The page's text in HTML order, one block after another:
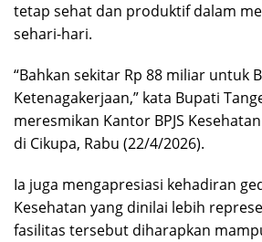
tetap sehat dan produktif dalam
sehari-hari.
“Bahkan sekitar Rp 88 miliar untuk
Ketenagakerjaan,” kata Bupati
meresmikan Kantor BPJS
di Cikupa, Rabu (22/4/2026).
Ia juga mengapresiasi kehadiran
Kesehatan yang dinilai lebih
fasilitas tersebut diharapkan